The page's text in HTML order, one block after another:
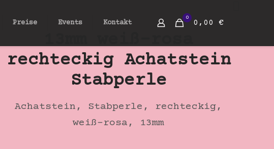
Preise Events Kontakt
0
0,00 €
rechteckig Achatstein
Stabperle
Achatstein, Stabperle, rechteckig,
weiß-rosa, 13mm